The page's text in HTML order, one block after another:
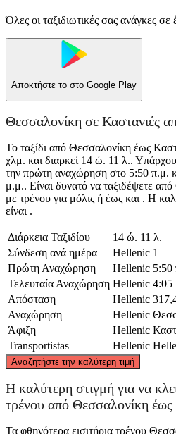
Όλες οι ταξιδιωτικές σας ανάγκες σε
Αποκτήστε το στο Google Play
Θεσσαλονίκη σε Καστανιές
Το ταξίδι από Θεσσαλονίκη έως
χλμ. και διαρκεί 14 ώ. 11 λ..
την πρώτη αναχώρηση στο 5:50 π.μ.
μ.μ.. Είναι δυνατό να ταξιδέψετε
με τρένου για μόλις ή έως και . Η
είναι .
Διάρκεια Ταξιδίου
14 ώ. 11 λ.
Σύνδεση ανά ημέρα
Hellenic 1
Πρώτη Αναχώρηση
Hellenic 5:50
Τελευταία Αναχώρηση Hellenic 4:05
Απόσταση
Hellenic
Αναχώρηση
Hellenic
Άφιξη
Hellenic
Transportistas
Hellenic
Αναζητήστε την καλύτερη τιμή
©
Η καλύτερη στιγμή για να
τρένου από Θεσσαλονίκη έως
Τα φθηνότερα εισιτήρια τρένου